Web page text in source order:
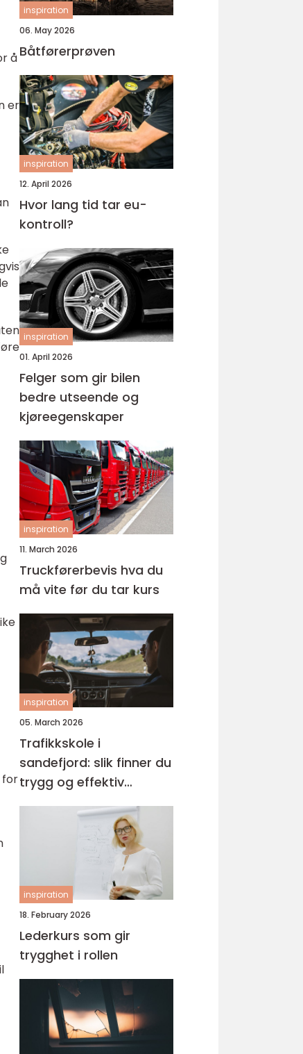
å
er
for
inspiration
06. May 2026
Båtførerprøven
inspiration
12. April 2026
Hvor lang tid tar eu-
kontroll?
inspiration
01. April 2026
Felger som gir bilen
bedre utseende og
kjøreegenskaper
inspiration
11. March 2026
Truckførerbevis hva du
må vite før du tar kurs
inspiration
05. March 2026
Trafikkskole i
sandefjord: slik finner du
trygg og effektiv
opplæring
inspiration
18. February 2026
Lederkurs som gir
trygghet i rollen